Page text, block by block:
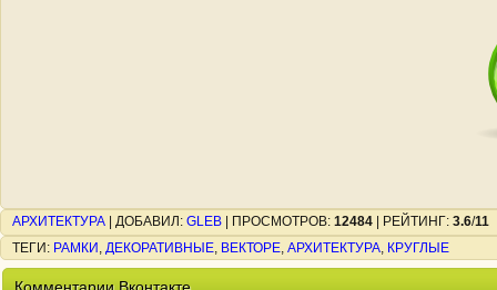
АРХИТЕКТУРА ДОБАВИЛ : GLEB ПРОСМОТРОВ: 12484 РЕЙТИНГ: 3.6/11
ТЕГИ : РАМКИ , ДЕКОРАТИВНЫЕ, ВЕКТОРЕ, АРХИТЕКТУРА, КРУГЛЫЕ